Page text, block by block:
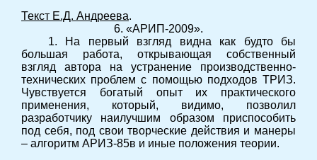
Текст Е.Д. Андреева.
6. «АРИП-2009».
1. На первый взгляд видна как будто бы
большая работа, открывающая собственный
взгляд автора на устранение производственно-
технических проблем с помощью подходов ТРИЗ.
Чувствуется богатый опыт их практического
применения, который, видимо, позволил
разработчику наилучшим образом приспособить
под себя, под свои творческие действия и манеры
– алгоритм АРИЗ-85в и иные положения теории.